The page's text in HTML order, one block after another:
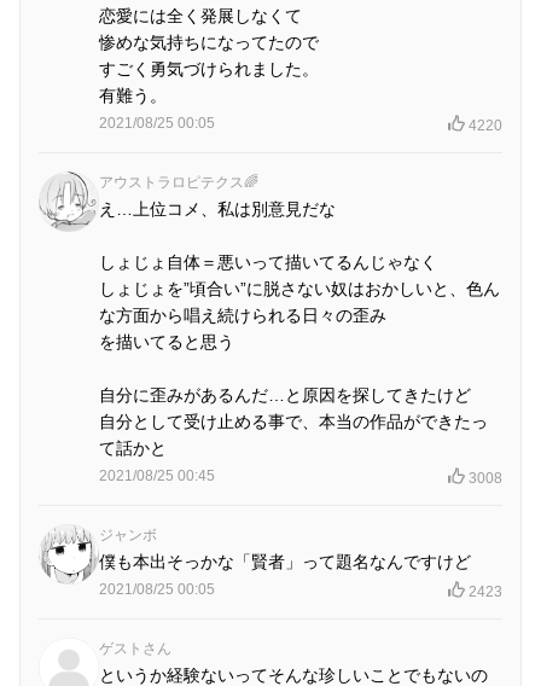
恋愛には全く発展しなくて
惨めな気持ちになってたので
すごく勇気づけられました。
有難う。
2021/08/25 00:05 4220
アウストラロピテクス🌈
え…上位コメ、私は別意見だな
しょじょ自体＝悪いって描いてるんじゃなく
しょじょを”頃合い”に脱さない奴はおかしいと、色ん
な方面から唱え続けられる日々の歪み
を描いてると思う
自分に歪みがあるんだ…と原因を探してきたけど
自分として受け止める事で、本当の作品ができたっ
て話かと
2021/08/25 00:45 3008
ジャンボ
僕も本出そっかな「賢者」って題名なんですけど
2021/08/25 00:05 2423
ゲストさん
というか経験ないってそんな珍しいことでもないの